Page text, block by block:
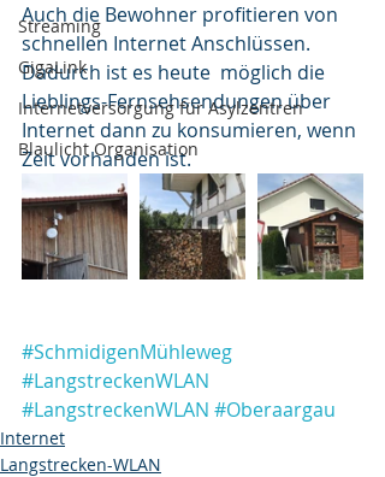
Streaming
GigaLink
Internetversorgung für Asylzentren
Blaulicht Organisation
Auch die Bewohner profitieren von
schnellen Internet Anschlüssen.
Dadurch ist es heute  möglich die
Lieblings-Fernsehsendungen über
Internet dann zu konsumieren, wenn
Zeit vorhanden ist.
#SchmidigenMühleweg
#LangstreckenWLAN
#LangstreckenWLAN #Oberaargau
Internet
Langstrecken-WLAN